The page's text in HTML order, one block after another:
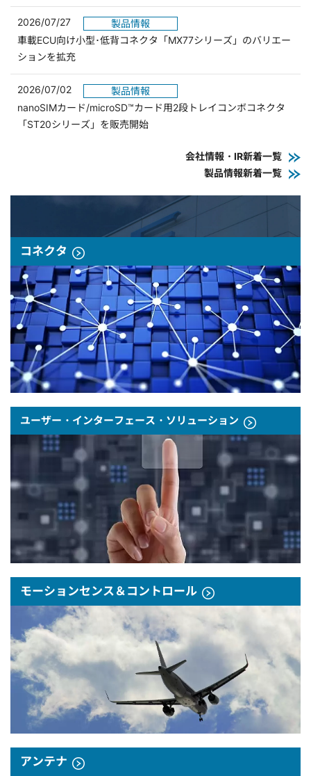
2026/07/27
製品情報
車載ECU向け小型･低背コネクタ「MX77シリーズ」のバリエー
ションを拡充
2026/07/02
製品情報
nanoSIMカード/microSD™カード用2段トレイコンボコネクタ
「ST20シリーズ」を販売開始
会社情報・IR新着一覧
製品情報新着一覧
コネクタ
ユーザー・インターフェース・ソリューション
モーションセンス＆コントロール
アンテナ